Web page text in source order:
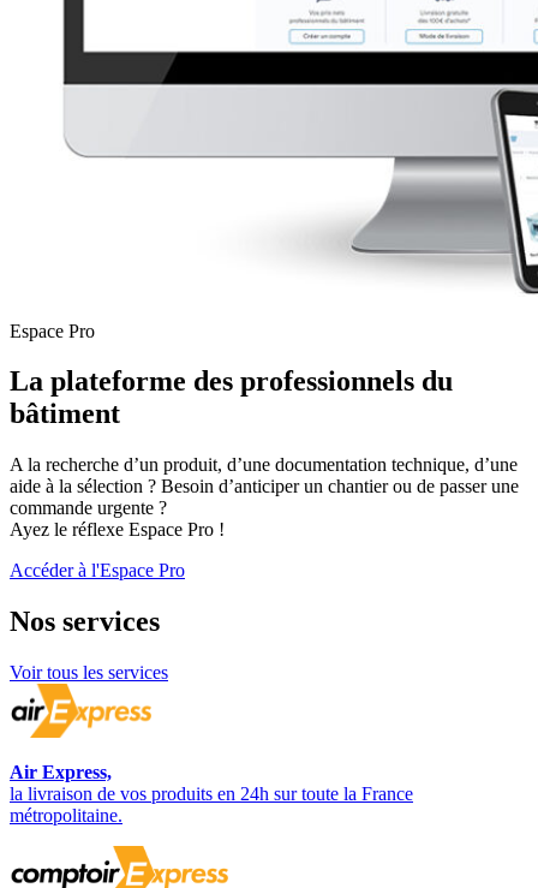
Espace Pro
La plateforme des professionnels du
bâtiment
A la recherche d’un produit, d’une documentation technique, d’une
aide à la sélection ? Besoin d’anticiper un chantier ou de passer une
commande urgente ?
Ayez le réflexe Espace Pro !
Accéder à l'Espace Pro
Nos services
Voir tous les services
Air Express,
la livraison de vos produits en 24h sur toute la France
métropolitaine.